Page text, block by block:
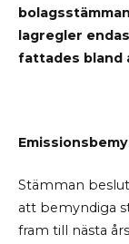
lagregler
fattades bland
Stämman
att bemyndiga
fram till nästa